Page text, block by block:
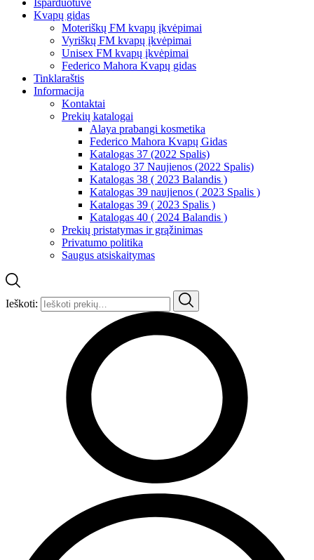
Išparduotuvė
Kvapų gidas
Moteriškų FM kvapų įkvėpimai
Vyriškų FM kvapų įkvėpimai
Unisex FM kvapų įkvėpimai
Federico Mahora Kvapų gidas
Tinklaraštis
Informacija
Kontaktai
Prekių katalogai
Alaya prabangi kosmetika
Federico Mahora Kvapų Gidas
Katalogas 37 (2022 Spalis)
Katalogo 37 Naujienos (2022 Spalis)
Katalogas 38 ( 2023 Balandis )
Katalogas 39 naujienos ( 2023 Spalis )
Katalogas 39 ( 2023 Spalis )
Katalogas 40 ( 2024 Balandis )
Prekių pristatymas ir grąžinimas
Privatumo politika
Saugus atsiskaitymas
Ieškoti: